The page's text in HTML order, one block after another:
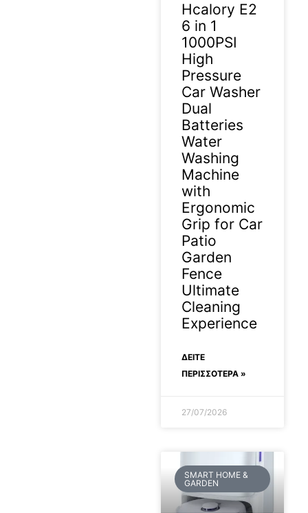
Hcalory E2
6 in 1
1000PSI
High
Pressure
Car Washer
Dual
Batteries
Water
Washing
Machine
with
Ergonomic
Grip for Car
Patio
Garden
Fence
Ultimate
Cleaning
Experience
ΔΕΊΤΕ
ΠΕΡΙΣΣΟΤΕΡΑ »
27/07/2026
SMART HOME &
GARDEN